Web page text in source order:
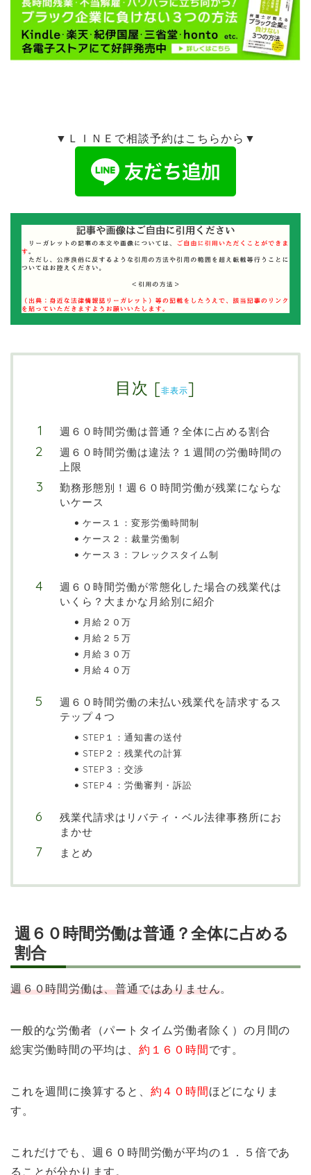
▼ＬＩＮＥで相談予約はこちらから▼
目次 [非表示]
週６０時間労働は普通？全体に占める割合
週６０時間労働は違法？１週間の労働時間の
上限
勤務形態別！週６０時間労働が残業にならな
いケース
ケース１：変形労働時間制
ケース２：裁量労働制
ケース３：フレックスタイム制
週６０時間労働が常態化した場合の残業代は
いくら？大まかな月給別に紹介
月給２０万
月給２５万
月給３０万
月給４０万
週６０時間労働の未払い残業代を請求するス
テップ４つ
STEP１：通知書の送付
STEP２：残業代の計算
STEP３：交渉
STEP４：労働審判・訴訟
残業代請求はリバティ・ベル法律事務所にお
まかせ
まとめ
週６０時間労働は普通？全体に占める
割合
週６０時間労働は、普通ではありません。
一般的な労働者（パートタイム労働者除く）の月間の
総実労働時間の平均は、 約１６０時間 です。
これを週間に換算すると、 約４０時間 ほどになりま
す。
これだけでも、週６０時間労働が平均の１．５倍であ
ることが分かります。